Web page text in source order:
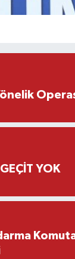
YOK